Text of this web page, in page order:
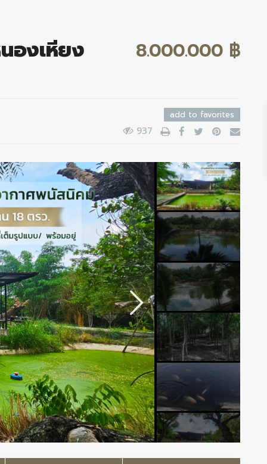
องเหียง 8.000.000 ฿
add to favorites
937